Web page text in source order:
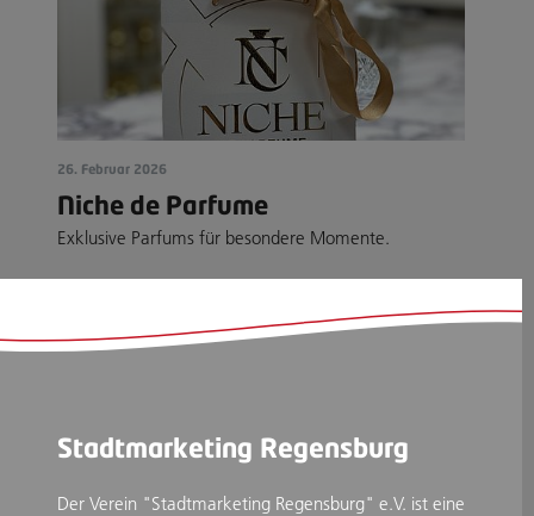
26. Februar 2026
Niche de Parfume
Exklusive Parfums für besondere Momente.
Stadtmarketing Regensburg
Der Verein "Stadtmarketing Regensburg" e.V. ist eine